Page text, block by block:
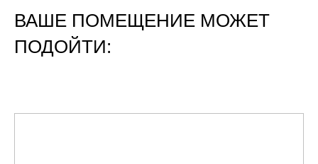
ВАШЕ ПОМЕЩЕНИЕ МОЖЕТ
ПОДОЙТИ: